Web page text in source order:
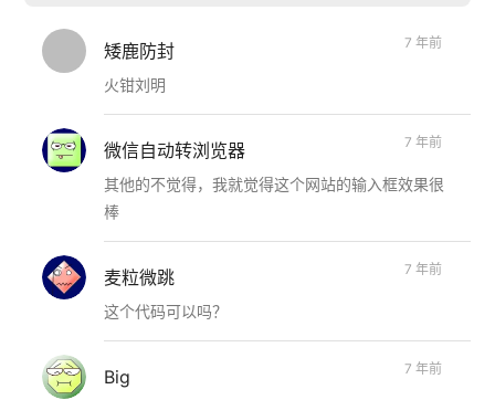
矮鹿防封
火钳刘明
7 年前
微信自动转浏览器
其他的不觉得，我就觉得这个网站的输入框效果很
棒
7 年前
麦粒微跳
这个代码可以吗？
7 年前
Big 7 年前